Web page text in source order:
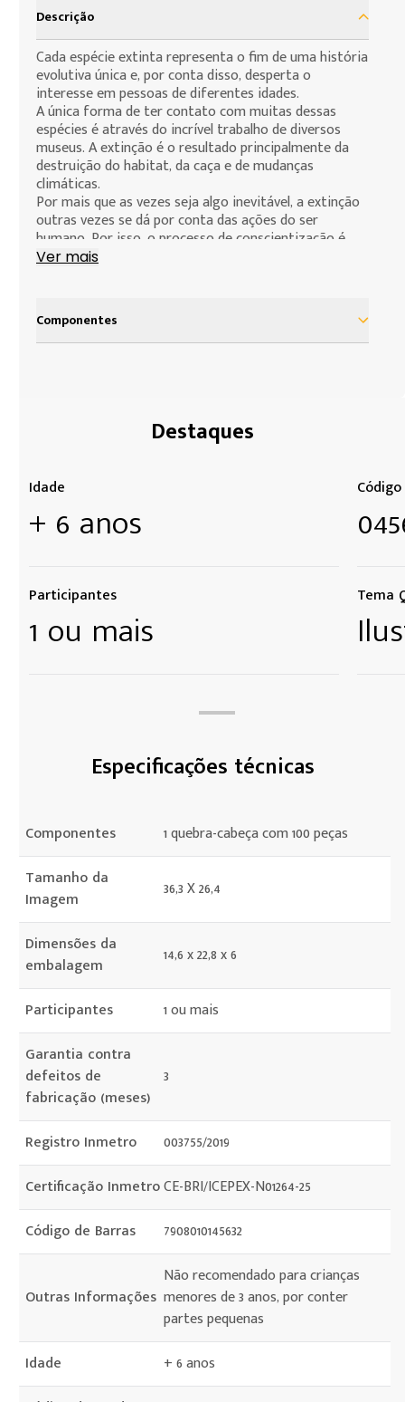
presentes condições são as cláusulas de
contratação por adesão que você, consumidor,
deve assumir para efeito da compra de produtos
que deseja fazer.
Descrição
Cada espécie extinta representa o fim de uma história
evolutiva única e, por conta disso, desperta o
interesse em pessoas de diferentes idades.
A única forma de ter contato com muitas dessas
espécies é através do incrível trabalho de diversos
museus. A extinção é o resultado principalmente da
destruição do habitat, da caça e de mudanças
climáticas.
Por mais que as vezes seja algo inevitável, a extinção
outras vezes se dá por conta das ações do ser
humano. Por isso, o processo de conscientização é
importante para minimizar essas ocorrências.
A partir de 6 anos
Dimensões 36,3 x 24,6 cm
Ver mais
Componentes
Destaques
Idade
+ 6 anos
Participantes
1 ou mais
Tema
Especificações técnicas
Componentes
1 quebra-cabeça com 100 peças
Tamanho da
Imagem
36,3 X 26,4
Dimensões da
embalagem
14,6 x 22,8 x 6
Participantes
1 ou mais
Garantia contra
defeitos de
fabricação (meses)
3
Registro Inmetro
003755/2019
Certificação InmetroCE-BRI/ICEPEX-N01264-25
Código de Barras
7908010145632
Outras Informações
Não recomendado para crianças
menores de 3 anos, por conter
partes pequenas
Idade
+ 6 anos